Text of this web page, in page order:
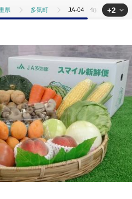
県 多気町 JA-04 旬の野菜と果
JA-04 旬の野菜と果物の詰
+2